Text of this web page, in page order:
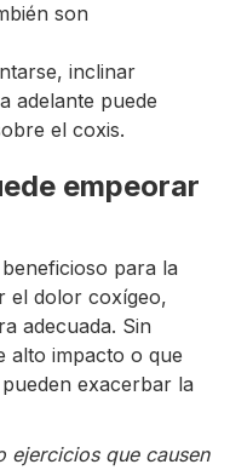
son
inclinar
adelante puede
el coxis.
empeorar
para la
el dolor coxígeo,
adecuada. Sin
alto impacto o que
exacerbar la
ejercicios que causen